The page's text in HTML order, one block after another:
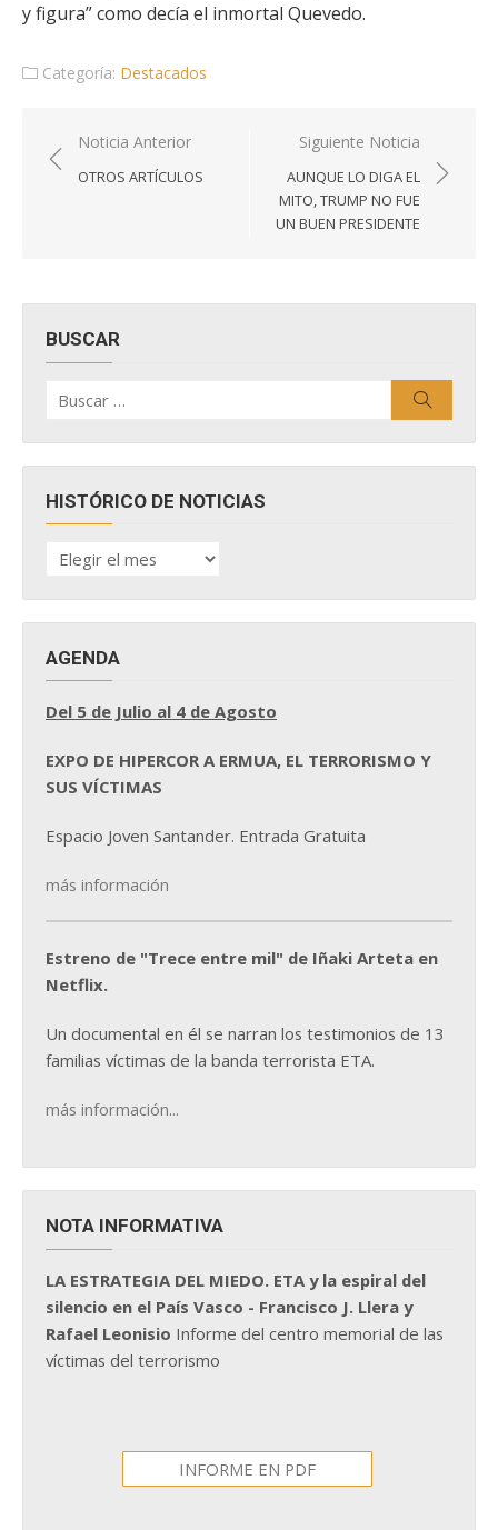
y figura” como decía el inmortal Quevedo.
Categoría: Destacados
Navegación
de
Noticia Anterior
OTROS ARTÍCULOS
Siguiente Noticia
AUNQUE LO DIGA EL
MITO, TRUMP NO FUE
UN BUEN PRESIDENTE
BUSCAR
por:
HISTÓRICO DE NOTICIAS
HISTÓRICO
DE
AGENDA
Del 5 de Julio al 4 de Agosto
EXPO DE HIPERCOR A ERMUA, EL TERRORISMO Y
SUS VÍCTIMAS
Espacio Joven Santander. Entrada Gratuita
más información
Estreno de "Trece entre mil" de Iñaki Arteta en
Netflix.
Un documental en él se narran los testimonios de 13
familias víctimas de la banda terrorista ETA.
más información...
NOTA INFORMATIVA
LA ESTRATEGIA DEL MIEDO. ETA y la espiral del
silencio en el País Vasco - Francisco J. Llera y
Rafael Leonisio Informe del centro memorial de las
víctimas del terrorismo
INFORME EN PDF